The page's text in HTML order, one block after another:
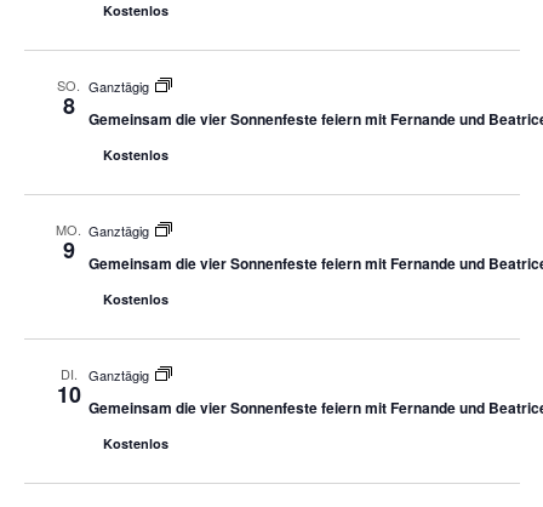
Kostenlos
SO.
8
Ganztägig
Gemeinsam die vier Sonnenfeste feiern mit Fernande und
Kostenlos
MO.
9
Ganztägig
Gemeinsam die vier Sonnenfeste feiern mit Fernande und
Kostenlos
DI.
10
Ganztägig
Gemeinsam die vier Sonnenfeste feiern mit Fernande und
Kostenlos